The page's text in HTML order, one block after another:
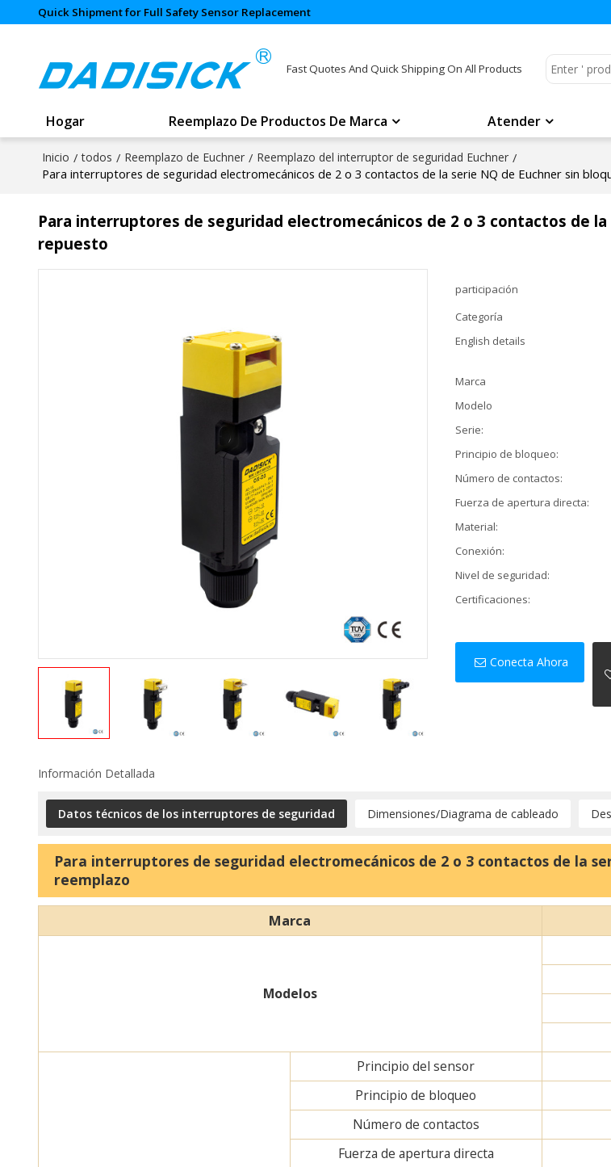
Quick Shipment for Full Safety Sensor Replacement
Fast Quotes And Quick Shipping On All Products
Hogar Reemplazo De Productos De Marca Atender
Inicio / todos / Reemplazo de Euchner / Reemplazo del interruptor de seguridad Euchner /
Para interruptores de seguridad electromecánicos de 2 o 3 contactos de la serie NQ de Euchner sin
Para interruptores de seguridad electromecánicos de 2 o 3 contactos de
repuesto
participación
Categoría
English details
Marca
Modelo
Serie:
Principio de bloqueo:
Número de contactos:
Fuerza de apertura directa:
Material:
Conexión:
Nivel de seguridad:
Certificaciones:
Conecta Ahora
Información Detallada
Datos técnicos de los interruptores de seguridad Dimensiones/Diagrama de cableado
Para interruptores de seguridad electromecánicos de 2 o 3 contactos de la
reemplazo
Marca
Modelos
Principio del sensor
Principio de bloqueo
Número de contactos
Fuerza de apertura directa